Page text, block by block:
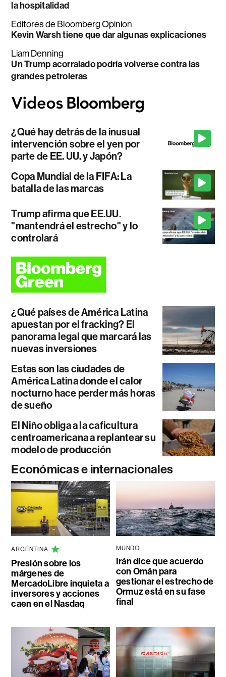
la hospitalidad
Editores de Bloomberg Opinion
Kevin Warsh tiene que dar algunas explicaciones
Liam Denning
Un Trump acorralado podría volverse contra las
grandes petroleras
¿Qué hay detrás de la inusual
intervención sobre el yen por
parte de EE. UU. y Japón?
Copa Mundial de la FIFA: La
batalla de las marcas
Trump afirma que EE.UU.
"mantendrá el estrecho" y lo
controlará
¿Qué países de América Latina
apuestan por el fracking? El
panorama legal que marcará las
nuevas inversiones
Estas son las ciudades de
América Latina donde el calor
nocturno hace perder más horas
de sueño
El Niño obliga a la caficultura
centroamericana a replantear su
modelo de producción
Económicas e internacionales
ARGENTINA
Presión sobre los
márgenes de
MercadoLibre inquieta a
inversores y acciones
caen en el Nasdaq
MUNDO
Irán dice que acuerdo
con Omán para
gestionar el estrecho de
Ormuz está en su fase
final